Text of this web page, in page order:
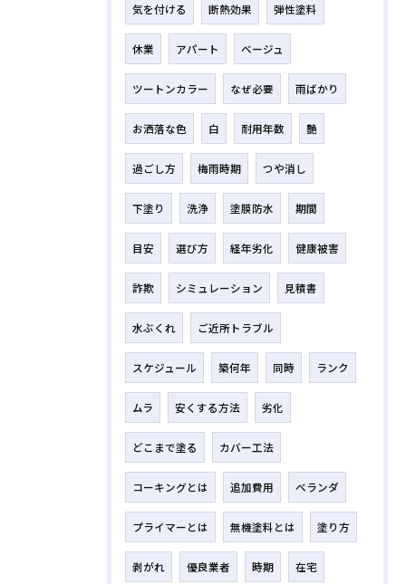
気を付ける 断熱効果 弾性塗料
休業 アパート ベージュ
ツートンカラー なぜ必要 雨ばかり
お洒落な色 白 耐用年数 艶
過ごし方 梅雨時期 つや消し
下塗り 洗浄 塗膜防水 期間
目安 選び方 経年劣化 健康被害
詐欺 シミュレーション 見積書
水ぶくれ ご近所トラブル
スケジュール 築何年 同時 ランク
ムラ 安くする方法 劣化
どこまで塗る カバー工法
コーキングとは 追加費用 ベランダ
プライマーとは 無機塗料とは 塗り方
剥がれ 優良業者 時期 在宅